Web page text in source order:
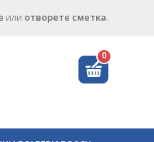
или отворете сметка.
0